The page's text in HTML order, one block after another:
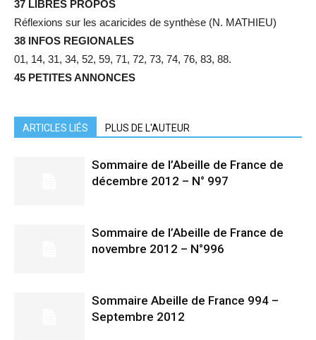
37 LIBRES PROPOS
Réflexions sur les acaricides de synthèse (N. MATHIEU)
38 INFOS REGIONALES
01, 14, 31, 34, 52, 59, 71, 72, 73, 74, 76, 83, 88.
45 PETITES ANNONCES
ARTICLES LIÉS PLUS DE L'AUTEUR
Sommaire de l’Abeille de France de
décembre 2012 – N° 997
Sommaire de l’Abeille de France de
novembre 2012 – N°996
Sommaire Abeille de France 994 –
Septembre 2012